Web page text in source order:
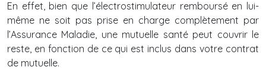
En effet, bien que l’électrostimulateur remboursé en lui-
même ne soit pas prise en charge complètement par
l’Assurance Maladie, une mutuelle santé peut couvrir le
reste, en fonction de ce qui est inclus dans votre contrat
de mutuelle.